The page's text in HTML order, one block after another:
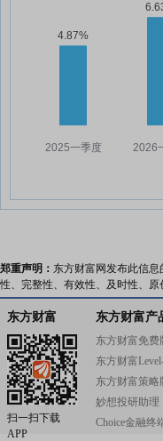
郑重声明： 东方财富网发布此信
性、完整性、有效性、及时性、
东方财富
扫一扫下载
APP
东方财富产
东方财富免费
东方财富
东方财富策略
妙想投研助理
Choice金融终